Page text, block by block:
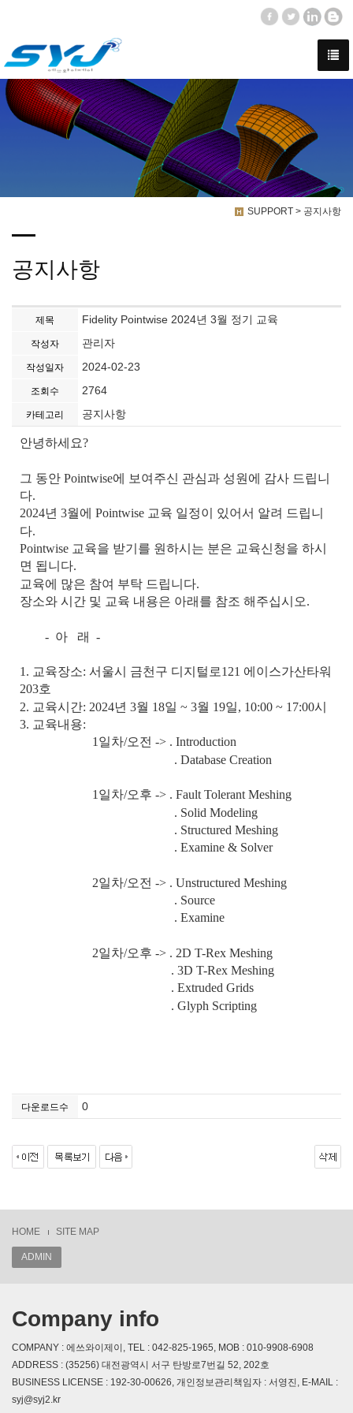
SUPPORT > 공지사항
공지사항
제목 Fidelity Pointwise 2024년 3월 정기 교육
작성자 관리자
작성일자 2024-02-23
조회수 2764
카테고리 공지사항
안녕하세요?
그 동안 Pointwise에 보여주신 관심과 성원에 감사 드립니
다.
2024년 3월에 Pointwise 교육 일정이 있어서 알려 드립니
다.
Pointwise 교육을 받기를 원하시는 분은 교육신청을 하시
면 됩니다.
교육에 많은 참여 부탁 드립니다.
장소와 시간 및 교육 내용은 아래를 참조 해주십시오.
- 아 래 -
1. 교육장소: 서울시 금천구 디지털로121 에이스가산타워
203호
2. 교육시간: 2024년 3월 18일 ~ 3월 19일, 10:00 ~ 17:00시
3. 교육내용:
1일차/오전 -> . Introduction
. Database Creation
1일차/오후 -> . Fault Tolerant Meshing
. Solid Modeling
. Structured Meshing
. Examine & Solver
2일차/오전 -> . Unstructured Meshing
. Source
. Examine
2일차/오후 -> . 2D T-Rex Meshing
. 3D T-Rex Meshing
. Extruded Grids
. Glyph Scripting
다운로드수 0
HOME SITE MAP
ADMIN
Company info
COMPANY : 에쓰와이제이, TEL : 042-825-1965, MOB : 010-9908-6908
ADDRESS : (35256) 대전광역시 서구 탄방로7번길 52, 202호
BUSINESS LICENSE : 192-30-00626, 개인정보관리책임자 : 서영진, E-MAIL :
syj@syj2.kr